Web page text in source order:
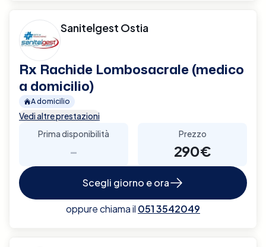
Sanitelgest Ostia
Rx Rachide Lombosacrale (medico
a domicilio)
A domicilio
Vedi altre prestazioni
Prima disponibilità
-
Prezzo
290€
Scegli giorno e ora
oppure chiama il 051 3542049